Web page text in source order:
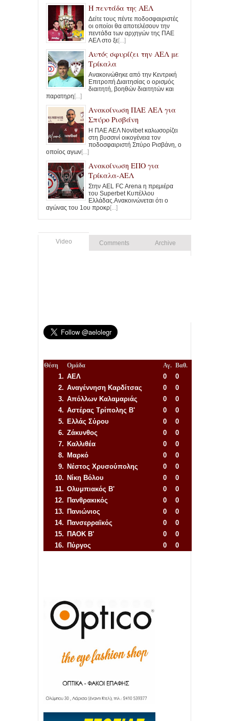
Η πεντάδα της ΑΕΛ
Δείτε τους πέντε ποδοσφαιριστές
οι οποίοι θα αποτελέσουν την
πεντάδα των αρχηγών της ΠΑΕ
ΑΕΛ στο ξε[...]
Αυτός σφυρίζει την ΑΕΛ με
Τρίκαλα
Ανακοινώθηκε από την Κεντρική
Επιτροπή Διαιτησίας ο ορισμός
διαιτητή, βοηθών διαιτητών και
παρατηρη[...]
Ανακοίνωση ΠΑΕ ΑΕΛ για
Σπύρο Ρισβάνη
Η ΠΑΕ ΑΕΛ Novibet καλωσορίζει
στη βυσσινί οικογένεια τον
ποδοσφαιριστή Σπύρο Ρισβάνη, ο
οποίος αγων[...]
Ανακοίνωση ΕΠΟ για
Τρίκαλα-ΑΕΛ
Στην AEL FC Arena η πρεμιέρα
του Superbet Κυπέλλου
Ελλάδας.Ανακοινώνεται ότι ο
αγώνας του 1ου προκρ[...]
Video Comments Archive
Θέση Ομάδα Αγ. Βαθ.
1. ΑΕΛ 0
0
2. Αναγέννηση Καρδίτσας 0
0
3. Απόλλων Καλαμαριάς 0
0
4. Αστέρας Τρίπολης Β' 0
0
5. Ελλάς Σύρου 0
0
6. Ζάκυνθος 0
0
7. Καλλιθέα 0
0
8. Μαρκό 0
0
9. Νέστος Χρυσούπολης 0
0
10. Νίκη Βόλου 0
0
11. Ολυμπιακός Β' 0
0
12. Πανθρακικός 0
0
13. Πανιώνιος 0
0
14. Πανσερραϊκός 0
0
15. ΠΑΟΚ Β' 0
0
16. Πύργος 0
0